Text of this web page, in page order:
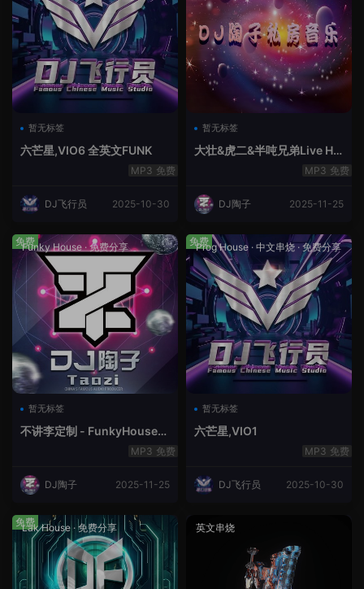
暂无标签
六芒星,VIO6 全英文FUNK
免费
DJ飞行员 2025-10-30
暂无标签
大壮&虎二&半吨兄弟Live Ho
免费
DJ陶子 2025-11-25
Funky House·免费分享
暂无标签
不讲李定制 - FunkyHouse全
免费
DJ陶子 2025-11-25
免费 Prog House · 中文串烧·免费分享
暂无标签
六芒星,VIO1
免费
DJ飞行员 2025-10-30
免费
Lak House · 免费分享
免费 英文串烧